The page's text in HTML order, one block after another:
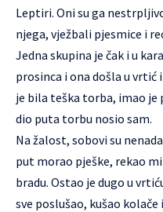
Leptiri. Oni su ga
njega, vježbali pjesmice i
Jedna skupina je čak i u
prosinca i ona došla u vrtić
je bila teška torba, imao je
dio puta torbu nosio sam.
Na žalost, sobovi su
put morao pješke, rekao
bradu. Ostao je dugo u
sve poslušao, kušao